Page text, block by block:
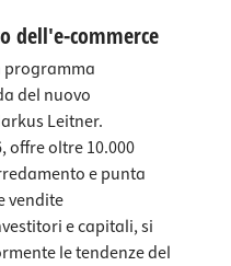
dell'e-commerce
programma
del nuovo
Leitner.
offre oltre 10.000
e punta
vendite
e capitali, si
le tendenze del